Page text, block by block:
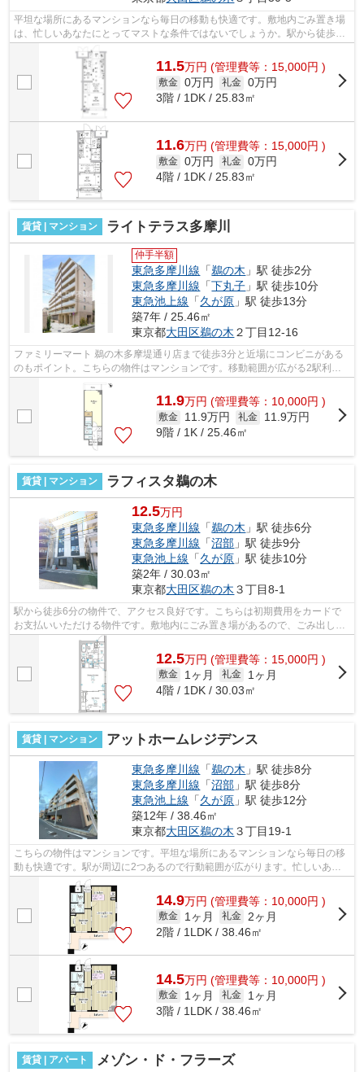
平坦な場所にあるマンションなら毎日の移動も快適です。敷地内ごみ置き場
は、忙しいあなたにとってマストな条件ではないでしょうか。駅から徒歩7
分の物件なら、駅前のお買い物も便利で...
11.5万円 (管理費等：15,000円 )
敷金 0万円 礼金 0万円
3階 / 1DK / 25.83㎡
11.6万円 (管理費等：15,000円 )
敷金 0万円 礼金 0万円
4階 / 1DK / 25.83㎡
賃貸 | マンション ライトテラス多摩川
仲手半額
東急多摩川線 「鵜の木 」駅 徒歩2分
東急多摩川線 「下丸子 」駅 徒歩10分
東急池上線 「久が原 」駅 徒歩13分
築7年 / 25.46㎡
東京都大田区鵜の木 ２丁目12-16
ファミリーマート 鵜の木多摩堤通り店まで徒歩3分と近場にコンビニがある
のもポイント。こちらの物件はマンションです。移動範囲が広がる2駅利用
可能な物件です。平坦な場所にある物件...
11.9万円 (管理費等：10,000円 )
敷金 11.9万円 礼金
11.9万円
9階 / 1K / 25.46㎡
賃貸 | マンション ラフィスタ鵜の木
12.5万円
東急多摩川線 「鵜の木 」駅 徒歩6分
東急多摩川線 「沼部 」駅 徒歩9分
東急池上線 「久が原 」駅 徒歩10分
築2年 / 30.03㎡
東京都大田区鵜の木 ３丁目8-1
駅から徒歩6分の物件で、アクセス良好です。こちらは初期費用をカードで
お支払いいただける物件です。敷地内にごみ置き場があるので、ごみ出しも
便利です。電車でのアクセスを快適なも...
12.5万円 (管理費等：15,000円 )
敷金 1ヶ月 礼金
1ヶ月
4階 / 1DK / 30.03㎡
賃貸 | マンション アットホームレジデンス
東急多摩川線 「鵜の木 」駅 徒歩8分
東急多摩川線 「沼部 」駅 徒歩8分
東急池上線 「久が原 」駅 徒歩12分
築12年 / 38.46㎡
東京都大田区鵜の木 ３丁目19-1
こちらの物件はマンションです。平坦な場所にあるマンションなら毎日の移
動も快適です。駅が周辺に2つあるので行動範囲が広がります。忙しいあな
たの味方の、敷地内ごみ置き場つきの物...
14.9万円 (管理費等：10,000円 )
敷金 1ヶ月 礼金
2ヶ月
2階 / 1LDK / 38.46㎡
14.5万円 (管理費等：10,000円 )
敷金 1ヶ月 礼金
1ヶ月
3階 / 1LDK / 38.46㎡
賃貸 | アパート メゾン・ド・フラーズ